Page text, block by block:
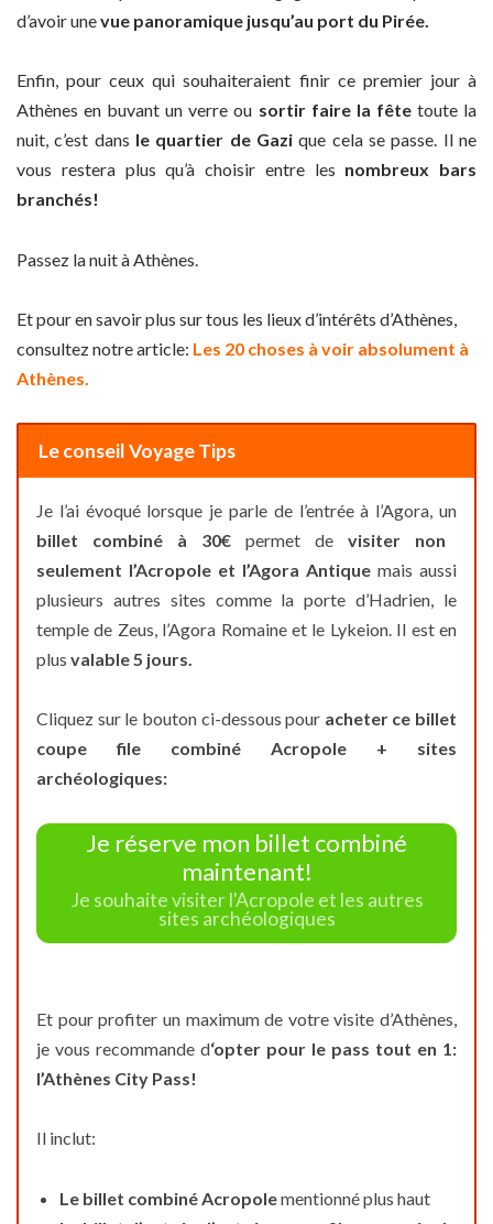
d’avoir unevue panoramique jusqu’au port du Pirée.
Enfin, pour ceux qui souhaiteraient finir ce premier jour à
Athènes en buvant un verre ou sortir faire la fêtetoute la
nuit, c’est dans le quartier de Gazi que cela se passe. Il ne
vous restera plus qu’à choisir entre les nombreux bars
branchés!
Passez la nuit à Athènes.
Et pour en savoir plus sur tous les lieux d’intérêts d’Athènes,
consultez notre article: Les 20 choses à voir absolument à
Athènes.
Le conseil Voyage Tips
Je l’ai évoqué lorsque je parle de l’entrée à l’Agora, un
billet combiné à 30€ permet de visiter non
seulement l’Acropole et l’Agora Antique mais aussi
plusieurs autres sites comme la porte d’Hadrien, le
temple de Zeus, l’Agora Romaine et le Lykeion. Il est en
plus valable 5 jours.
Cliquez sur le bouton ci-dessous pour acheter ce billet
coupe file combiné Acropole + sites
archéologiques:
Je réserve mon billet combiné
maintenant!
Je souhaite visiter l'Acropole et les autres
sites archéologiques
Et pour profiter un maximum de votre visite d’Athènes,
je vous recommande d‘opter pour le pass tout en 1:
l’Athènes City Pass!
Il inclut:
Le billet combiné Acropolementionné plus haut